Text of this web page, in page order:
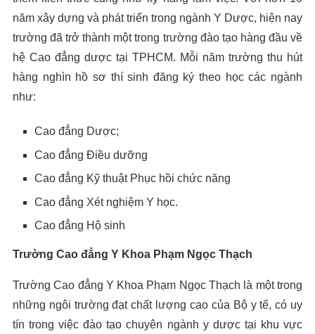
năm xây dựng và phát triển trong ngành Y Dược, hiện nay
trường đã trở thành một trong trường đào tạo hàng đầu về
hệ Cao đẳng dược tại TPHCM. Mỗi năm trường thu hút
hàng nghìn hồ sơ thí sinh đăng ký theo học các ngành
như:
Cao đẳng Dược;
Cao đẳng Điều dưỡng
Cao đẳng Kỹ thuật Phục hồi chức năng
Cao đẳng Xét nghiệm Y học.
Cao đẳng Hộ sinh
Trường Cao đẳng Y Khoa Phạm Ngọc Thạch
Trường Cao đẳng Y Khoa Phạm Ngọc Thạch là một trong
những ngôi trường đạt chất lượng cao của Bộ y tế, có uy
tín trong việc đào tạo chuyên ngành y dược tại khu vực